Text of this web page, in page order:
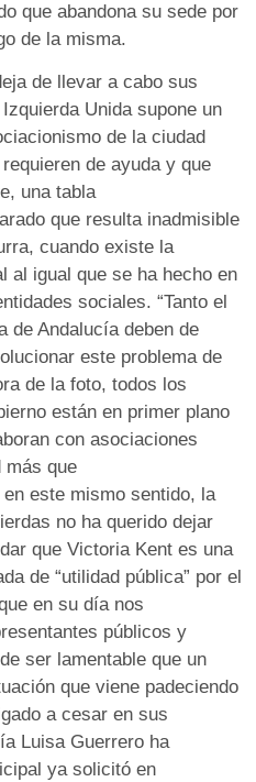
que abandona su sede por
de la misma.
de llevar a cabo sus
Unida supone un
de la ciudad
de ayuda y que
una tabla
que resulta inadmisible
cuando existe la
al igual que se ha hecho en
sociales. “Tanto el
de Andalucía deben de
este problema de
de la foto, todos los
están en primer plano
con asociaciones
más que
este mismo sentido, la
no ha querido dejar
que Victoria Kent es una
de “utilidad pública” por el
en su día nos
públicos y
ser lamentable que un
que viene padeciendo
a cesar en sus
Luisa Guerrero ha
ya solicitó en